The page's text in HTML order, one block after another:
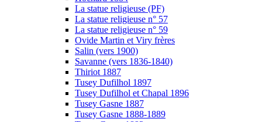
La statue religieuse (PF)
La statue religieuse n° 57
La statue religieuse n° 59
Ovide Martin et Viry frères
Salin (vers 1900)
Savanne (vers 1836-1840)
Thiriot 1887
Tusey Dufilhol 1897
Tusey Dufilhol et Chapal 1896
Tusey Gasne 1887
Tusey Gasne 1888-1889